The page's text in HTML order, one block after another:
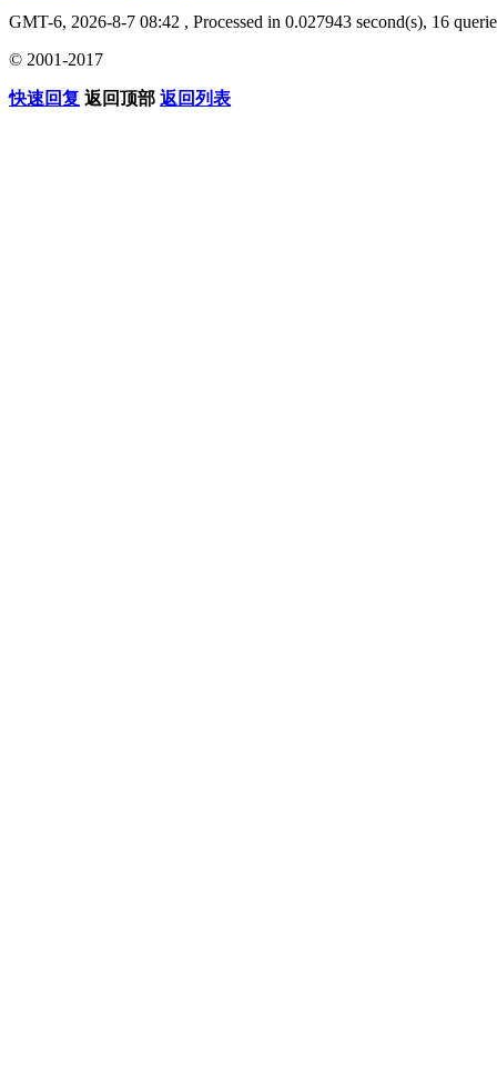
GMT-6, 2026-8-7 08:42 , Processed in 0.027943 second(s), 16
© 2001-2017
快速回复 返回顶部 返回列表